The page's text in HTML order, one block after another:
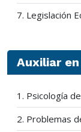
7. Legislación
Auxiliar
1. Psicología
2. Problemas